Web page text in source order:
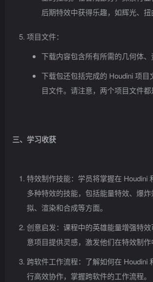
后期特效中获得乐趣，如辉光、扭
项目文件：
下载内容包含所有所需的几何体、
下载包还包括完成的 Houdini 项目
目文件。请注意，两个项目文件都
三、学习收获
特效制作技能：学员将掌握在 Houdini
多种特效的技能，包括能量特效、爆
拟、渲染和合成等方面。
创意启发：课程中的英雄能量增强特
意项目提供灵感，激发他们在特效制作
跨软件工作流程：了解如何在 Houdini
行高效协作，掌握跨软件的工作流程。